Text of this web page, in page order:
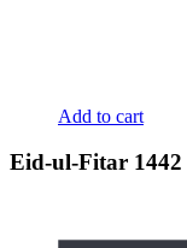
Add to cart
Eid-ul-Fitar